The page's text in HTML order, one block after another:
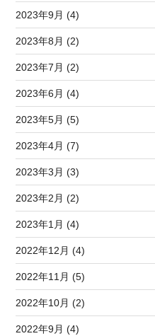
2023年9月 (4)
2023年8月 (2)
2023年7月 (2)
2023年6月 (4)
2023年5月 (5)
2023年4月 (7)
2023年3月 (3)
2023年2月 (2)
2023年1月 (4)
2022年12月 (4)
2022年11月 (5)
2022年10月 (2)
2022年9月 (4)